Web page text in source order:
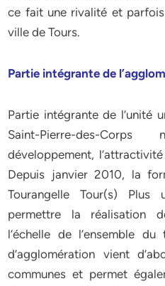
ce fait une rivalité et
ville de Tours.
Partie intégrante de
Partie intégrante de l’unité
Saint-Pierre-des-
développement,
Depuis janvier 2010, la
Tourangelle Tour(s) Plus
permettre la réalisation
l’échelle de l’ensemble
d’agglomération vient
communes et permet